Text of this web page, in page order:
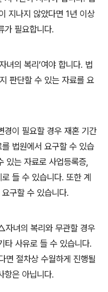
지나지 않았다면 1년 이상
가 필요합니다.
녀의 복리’여야 합니다. 법
판단할 수 있는 자료를 요
경이 필요할 경우 재혼 기간
법원에서 요구할 수 있습
있는 자료로 사업등록증
들 수 있습니다. 또한 계
구할 수 있습니다.
자녀의 복리와 무관할 경우
타 사유로 들 수 있습니다.
면 절차상 수월하게 진행될
항은 아닙니다.